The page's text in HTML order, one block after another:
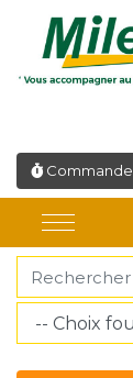
Panneau de